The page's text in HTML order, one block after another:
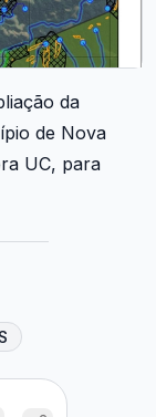
da
de Nova
UC, para